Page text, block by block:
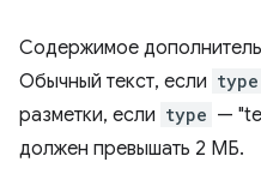
Содержимое
Обычный текст, если type
разметки, если type —
должен превышать 2 МБ.